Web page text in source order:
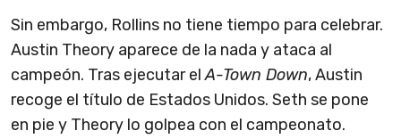
Sin embargo, Rollins no tiene tiempo para celebrar.
Austin Theory aparece de la nada y ataca al
campeón. Tras ejecutar elA-Town Down, Austin
recoge el título de Estados Unidos. Seth se pone
en pie y Theory lo golpea con el campeonato.